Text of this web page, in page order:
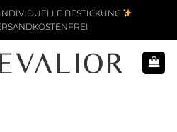
INDIVIDUELLE BESTICKUNG